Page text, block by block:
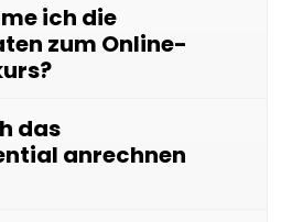
ich die
zum Online-
das
anrechnen